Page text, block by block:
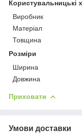
Користувальницькі
Виробник
Матеріал
Товщина
Розміри
Ширина
Довжина
Приховати
Умови доставки